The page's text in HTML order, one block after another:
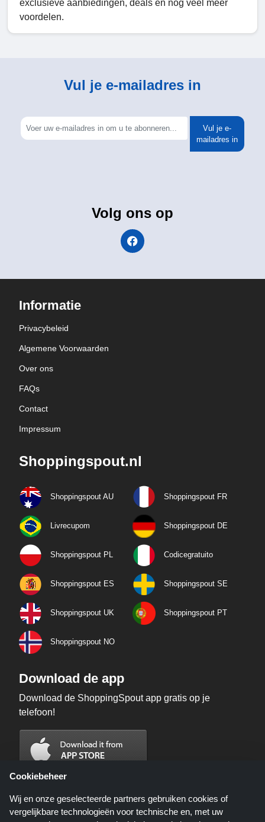
exclusieve aanbiedingen, deals en nog veel meer
voordelen.
Vul je e-mailadres in
Vul je e-
mailadres in
Volg ons op
Informatie
Privacybeleid
Algemene Voorwaarden
Over ons
FAQs
Contact
Impressum
Shoppingspout.nl
Shoppingspout AU Shoppingspout FR
Livrecupom Shoppingspout DE
Shoppingspout PL Codicegratuito
Shoppingspout ES Shoppingspout SE
Shoppingspout UK Shoppingspout PT
Shoppingspout NO
Download de app
Download de ShoppingSpout app gratis op je
telefoon!
Cookiebeheer
Wij en onze geselecteerde partners gebruiken cookies of
vergelijkbare technologieën voor technische en, met uw